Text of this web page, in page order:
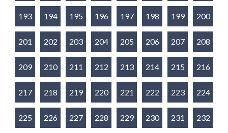
193 194 195 196 197 198 199 200
201 202 203 204 205 206 207 208
209 210 211 212 213 214 215 216
217 218 219 220 221 222 223 224
225 226 227 228 229 230 231 232